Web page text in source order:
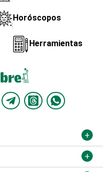
Horóscopos
Herramientas